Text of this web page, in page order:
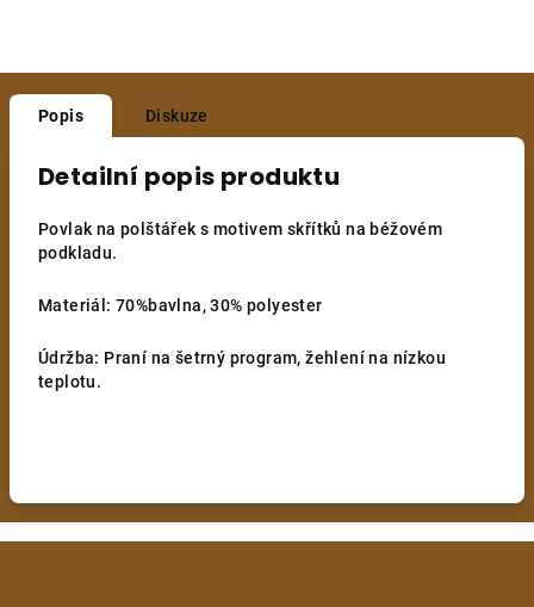
Popis Diskuze
Detailní popis produktu
Povlak na polštářek s motivem skřítků na béžovém
podkladu.
Materiál: 70%bavlna, 30% polyester
Údržba: Praní na šetrný program, žehlení na nízkou
teplotu.